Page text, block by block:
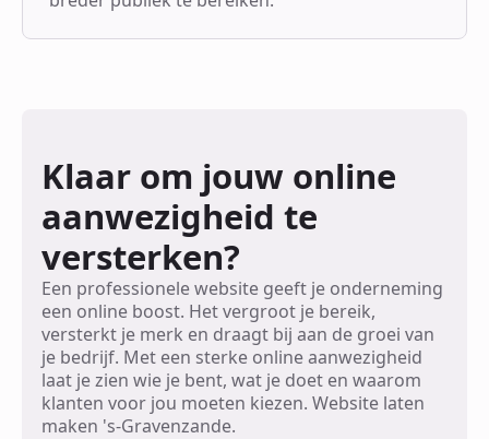
Klaar om jouw online
aanwezigheid te
versterken?
Een professionele website geeft je onderneming
een online boost. Het vergroot je bereik,
versterkt je merk en draagt bij aan de groei van
je bedrijf. Met een sterke online aanwezigheid
laat je zien wie je bent, wat je doet en waarom
klanten voor jou moeten kiezen. Website laten
maken 's-Gravenzande.